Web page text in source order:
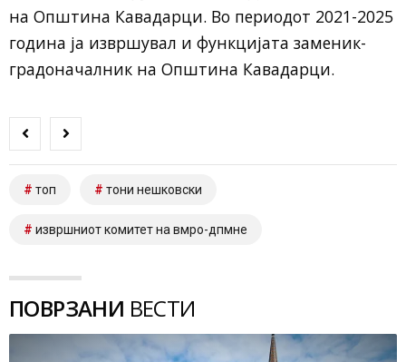
на Општина Кавадарци. Во периодот 2021-2025
година ја извршувал и функцијата заменик-
градоначалник на Општина Кавадарци.
топ тoни нешковски
извршниот комитет на вмро-дпмне
ПОВРЗАНИ ВЕСТИ